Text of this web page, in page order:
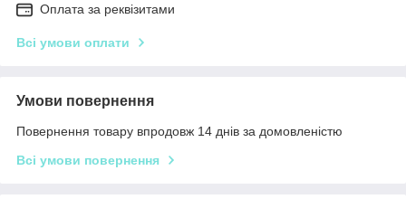
Оплата за реквізитами
Всі умови оплати
Умови повернення
Повернення товару впродовж 14 днів за домовленістю
Всі умови повернення